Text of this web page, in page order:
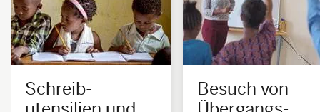
Schreib­
Besuch von